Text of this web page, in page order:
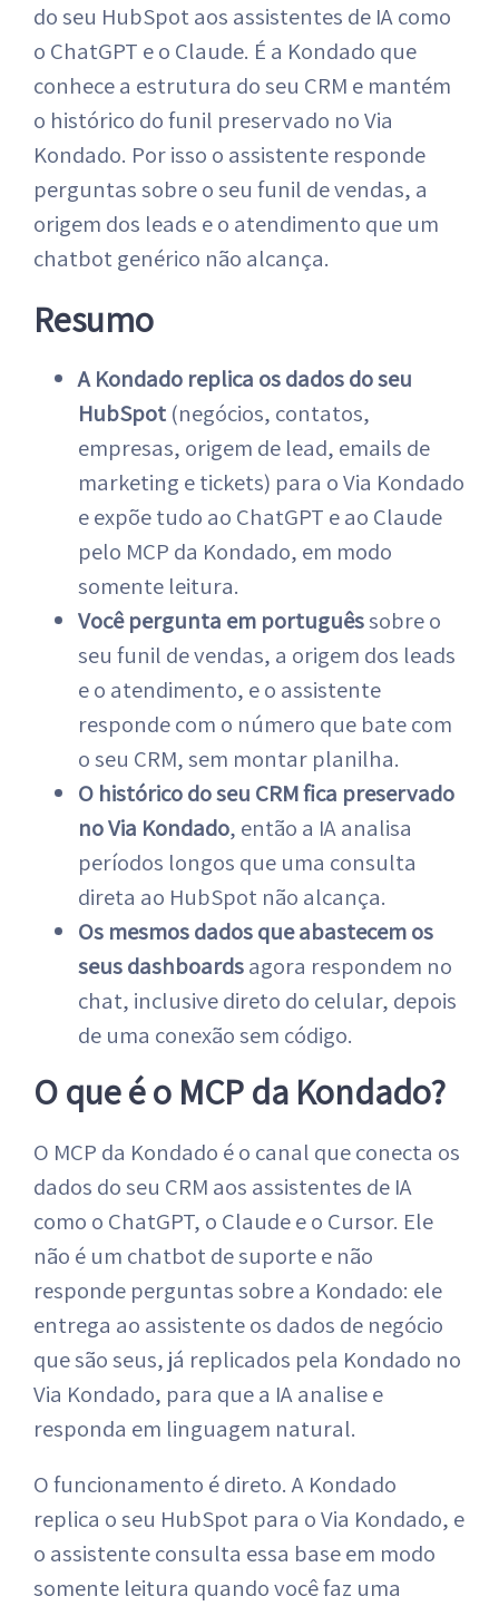
do seu HubSpot aos assistentes de IA como
o ChatGPT e o Claude. É a Kondado que
conhece a estrutura do seu CRM e mantém
o histórico do funil preservado no Via
Kondado. Por isso o assistente responde
perguntas sobre o seu funil de vendas, a
origem dos leads e o atendimento que um
chatbot genérico não alcança.
Resumo
A Kondado replica os dados do seu
HubSpot (negócios, contatos,
empresas, origem de lead, emails de
marketing e tickets) para o Via Kondado
e expõe tudo ao ChatGPT e ao Claude
pelo MCP da Kondado, em modo
somente leitura.
Você pergunta em portuguêssobre o
seu funil de vendas, a origem dos leads
e o atendimento, e o assistente
responde com o número que bate com
o seu CRM, sem montar planilha.
O histórico do seu CRM fica preservado
no Via Kondado, então a IA analisa
períodos longos que uma consulta
direta ao HubSpot não alcança.
Os mesmos dados que abastecem os
seus dashboardsagora respondem no
chat, inclusive direto do celular, depois
de uma conexão sem código.
O que é o MCP da Kondado?
O MCP da Kondado é o canal que conecta os
dados do seu CRM aos assistentes de IA
como o ChatGPT, o Claude e o Cursor. Ele
não é um chatbot de suporte e não
responde perguntas sobre a Kondado: ele
entrega ao assistente os dados de negócio
que são seus, já replicados pela Kondado no
Via Kondado, para que a IA analise e
responda em linguagem natural.
O funcionamento é direto. A Kondado
replica o seu HubSpot para o Via Kondado, e
o assistente consulta essa base em modo
somente leitura quando você faz uma